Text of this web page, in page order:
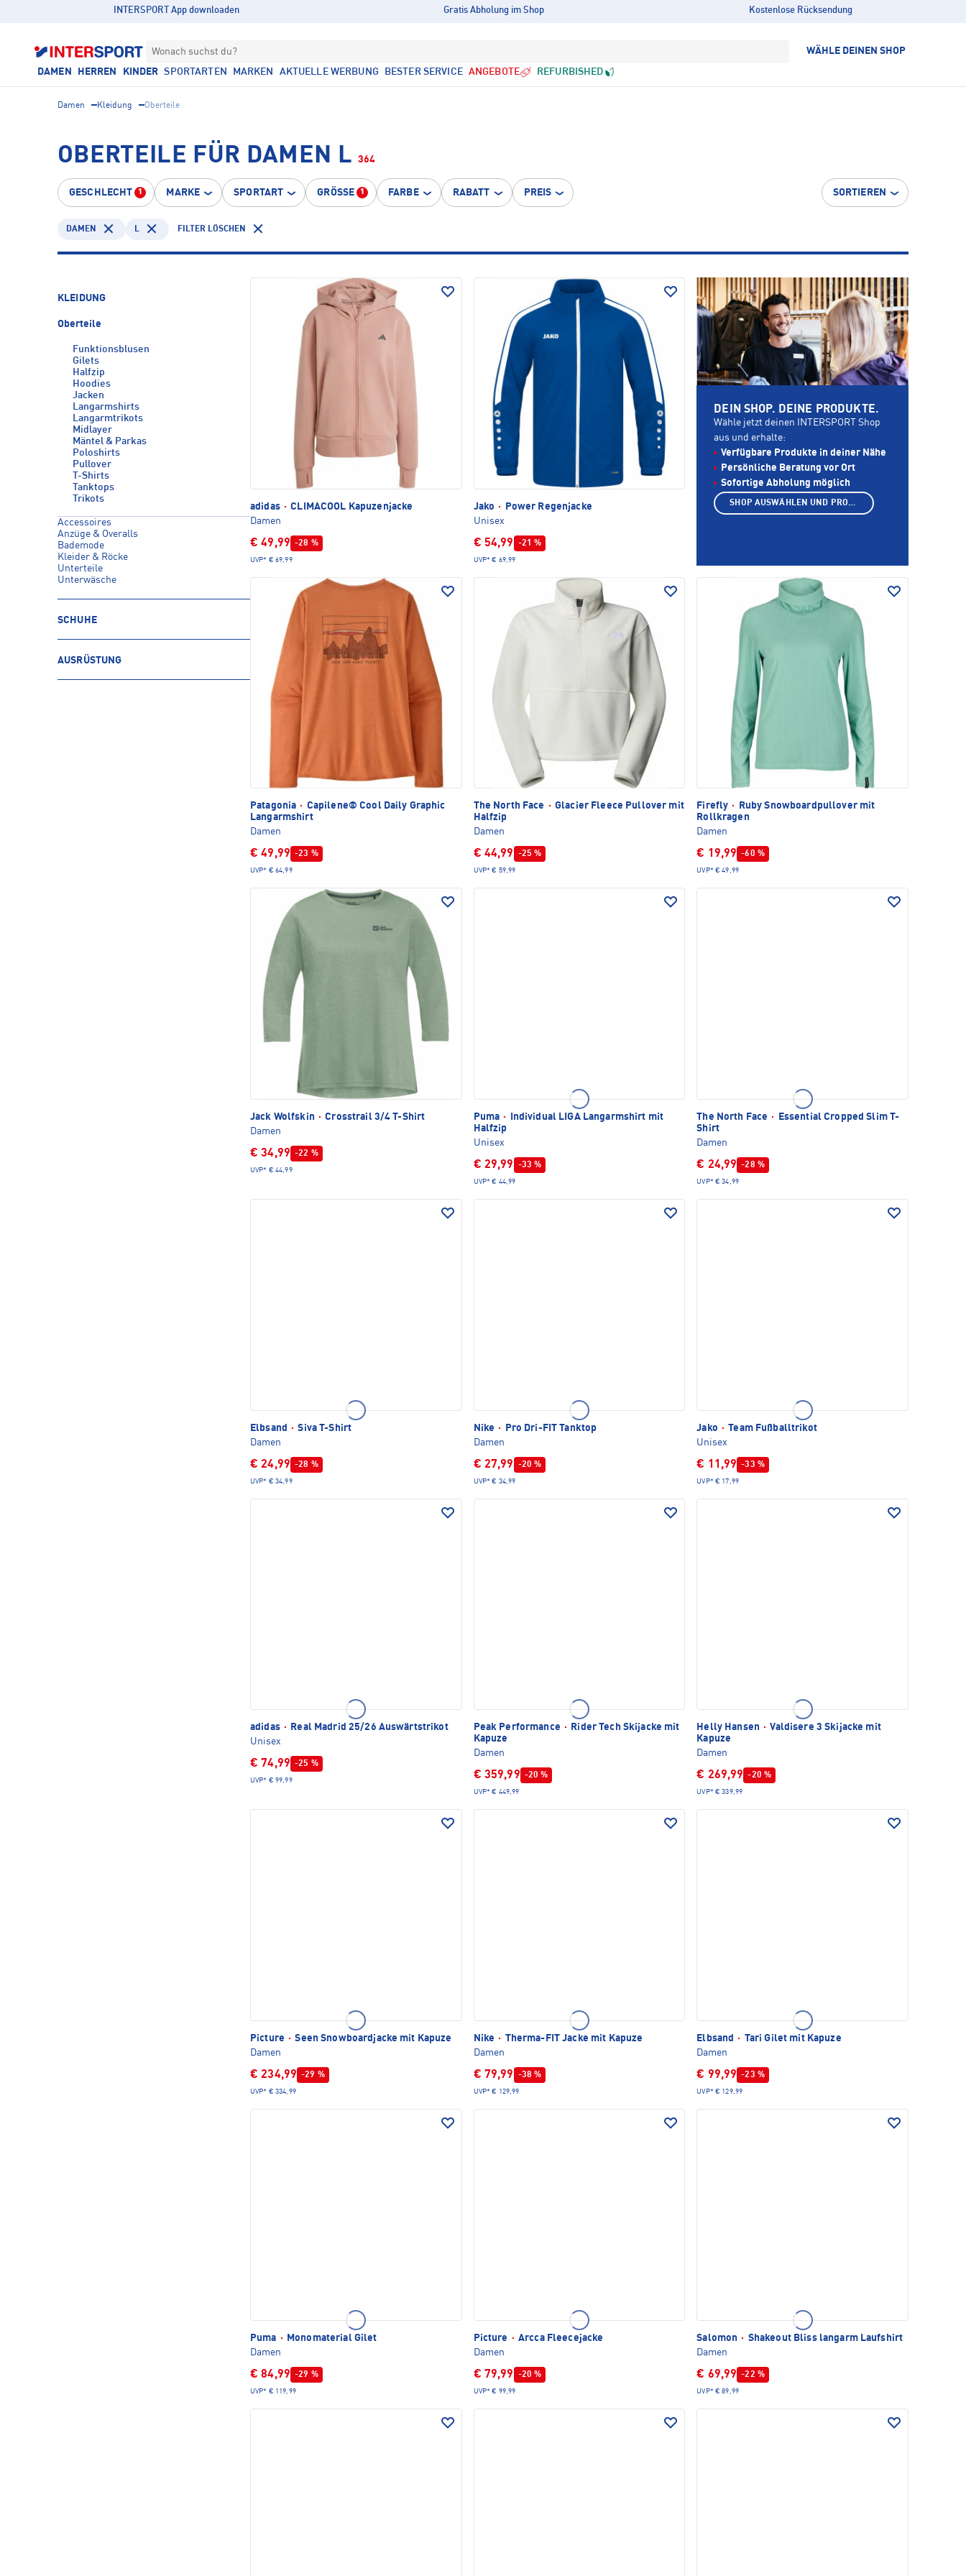
INTERSPORT App downloaden Gratis Abholung im Shop Kostenlose Rücksendung
Wonach suchst du? WÄHLE DEINEN SHOP
DAMEN HERREN KINDER SPORTARTEN MARKEN AKTUELLE WERBUNG BESTER SERVICE ANGEBOTE REFURBISHED
Damen Kleidung Oberteile
OBERTEILE FÜR DAMEN L 364
GESCHLECHT 1 MARKE SPORTART GRÖSSE 1 FARBE RABATT PREIS SORTIEREN
DAMEN L FILTER LÖSCHEN
KLEIDUNG
Oberteile
Funktionsblusen
Gilets
Halfzip
Hoodies
Jacken
Langarmshirts
Langarmtrikots
Midlayer
Mäntel & Parkas
Poloshirts
Pullover
T-Shirts
Tanktops
Trikots
Accessoires
Anzüge & Overalls
Bademode
Kleider & Röcke
Unterteile
Unterwäsche
SCHUHE
AUSRÜSTUNG
adidas · CLIMACOOL Kapuzenjacke
Damen
€ 49,99 -28 %
UVP* € 69,99
Jako ·
Power Regenjacke
Unisex
€ 54,99 -21 %
UVP* € 69,99
Patagonia · Capilene® Cool Daily Graphic
Langarmshirt
Damen
€ 49,99 -23 %
UVP* € 64,99
The North Face · Glacier Fleece Pullover mit
Halfzip
Damen
€ 44,99 -25 %
UVP* € 59,99
Firefly ·
Ruby Snowboardpullover mit
Rollkragen
Damen
€ 19,99 -60 %
UVP* € 49,99
Jack Wolfskin · Crosstrail 3/4 T-Shirt
Damen
€ 34,99 -22 %
UVP* € 44,99
Puma ·
Individual LIGA Langarmshirt mit
Halfzip
Unisex
€ 29,99 -33 %
UVP* € 44,99
The North Face ·
Essential Cropped Slim T-
Shirt
Damen
€ 24,99 -28 %
UVP* € 34,99
Elbsand · Siva T-Shirt
Damen
€ 24,99 -28 %
UVP* € 34,99
Nike ·
Pro Dri-FIT Tanktop
Damen
€ 27,99 -20 %
UVP* € 34,99
Jako · Team Fußballtrikot
Unisex
€ 11,99 -33 %
UVP* € 17,99
adidas ·
Real Madrid 25/26 Auswärtstrikot
Unisex
€ 74,99 -25 %
UVP* € 99,99
Peak Performance ·
Rider Tech Skijacke mit
Kapuze
Damen
€ 359,99 -20 %
UVP* € 449,99
Helly Hansen · Valdisere 3 Skijacke mit
Kapuze
Damen
€ 269,99 -20 %
UVP* € 339,99
Picture · Seen Snowboardjacke mit Kapuze
Damen
€ 234,99 -29 %
UVP* € 334,99
Nike · Therma-FIT Jacke mit Kapuze
Damen
€ 79,99 -38 %
UVP* € 129,99
Elbsand · Tari Gilet mit Kapuze
Damen
€ 99,99 -23 %
UVP* € 129,99
Puma ·
Monomaterial Gilet
Damen
€ 84,99 -29 %
UVP* € 119,99
Picture · Arcca Fleecejacke
Damen
€ 79,99 -20 %
UVP* € 99,99
Salomon · Shakeout Bliss langarm Laufshirt
Damen
€ 69,99 -22 %
UVP* € 89,99
DEIN SHOP. DEINE PRODUKTE.
Wähle jetzt deinen INTERSPORT Shop
aus und erhalte:
Verfügbare Produkte in deiner Nähe
Persönliche Beratung vor Ort
Sofortige Abholung möglich
SHOP AUSWÄHLEN UND PRODUKTE ANZEIGEN